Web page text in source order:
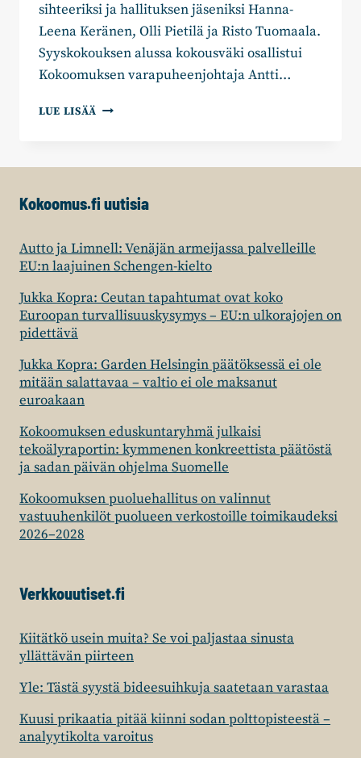
sihteeriksi ja hallituksen jäseniksi Hanna-
Leena Keränen, Olli Pietilä ja Risto Tuomaala.
Syyskokouksen alussa kokousväki osallistui
Kokoomuksen varapuheenjohtaja Antti…
LUE LISÄÄ VAARA-
SAASTAMOINEN
Kokoomus.fi uutisia
Autto ja Limnell: Venäjän armeijassa palvelleille
EU:n laajuinen Schengen-kielto
Jukka Kopra: Ceutan tapahtumat ovat koko
Euroopan turvallisuuskysymys – EU:n ulkorajojen on
pidettävä
Jukka Kopra: Garden Helsingin päätöksessä ei ole
mitään salattavaa – valtio ei ole maksanut
euroakaan
Kokoomuksen eduskuntaryhmä julkaisi
tekoälyraportin: kymmenen konkreettista päätöstä
ja sadan päivän ohjelma Suomelle
Kokoomuksen puoluehallitus on valinnut
vastuuhenkilöt puolueen verkostoille toimikaudeksi
2026–2028
Verkkouutiset.fi
Kiitätkö usein muita? Se voi paljastaa sinusta
yllättävän piirteen
Yle: Tästä syystä bideesuihkuja saatetaan varastaa
Kuusi prikaatia pitää kiinni sodan polttopisteestä –
analyytikolta varoitus